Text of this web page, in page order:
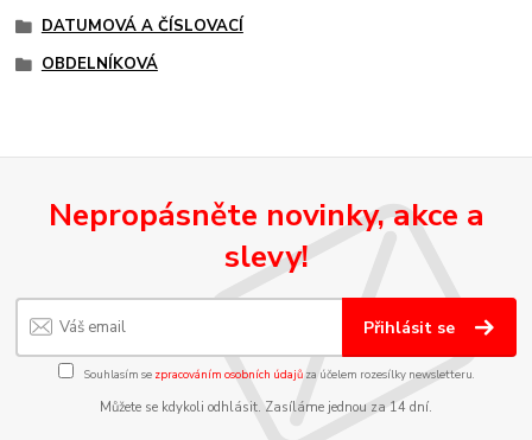
DATUMOVÁ A ČÍSLOVACÍ
OBDELNÍKOVÁ
Nepropásněte novinky, akce a
slevy!
Přihlásit se
Souhlasím se zpracováním osobních údajůza účelem rozesílky newsletteru.
Můžete se kdykoli odhlásit. Zasíláme jednou za 14 dní.